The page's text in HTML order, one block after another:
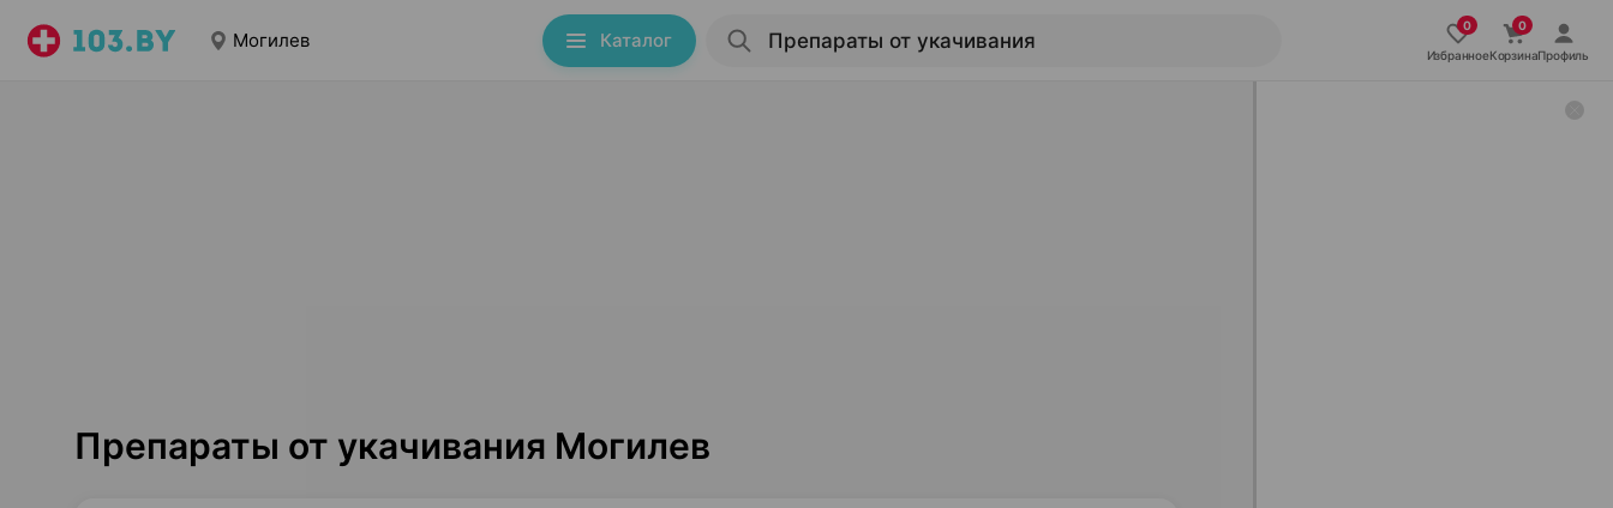
Могилев Каталог
ИзбранноеКорзинаПрофиль
Препараты от укачивания Могилев